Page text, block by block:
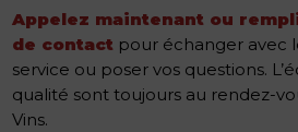
Appelez maintenant ou
de contact pour échanger avec
service ou poser vos questions.
qualité sont toujours au rendez-
Vins.